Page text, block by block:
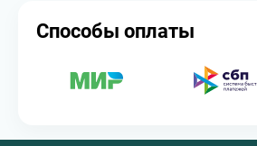
Способы оплаты